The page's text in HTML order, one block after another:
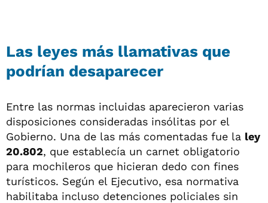
Las leyes más llamativas que
podrían desaparecer
Entre las normas incluidas aparecieron varias
disposiciones consideradas insólitas por el
Gobierno. Una de las más comentadas fue la ley
20.802, que establecía un carnet obligatorio
para mochileros que hicieran dedo con fines
turísticos. Según el Ejecutivo, esa normativa
habilitaba incluso detenciones policiales sin